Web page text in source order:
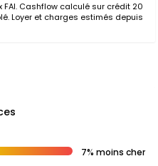
Cashflow calculé sur crédit 20
Loyer et charges estimés depuis
7% moins cher